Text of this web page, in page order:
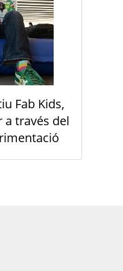
Fab Kids,
a través del